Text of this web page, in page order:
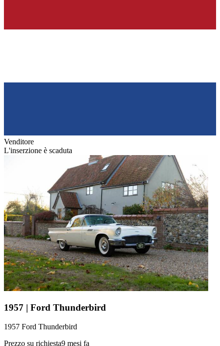
Venditore
L'inserzione è scaduta
1957 | Ford Thunderbird
1957 Ford Thunderbird
Prezzo su richiesta9 mesi fa